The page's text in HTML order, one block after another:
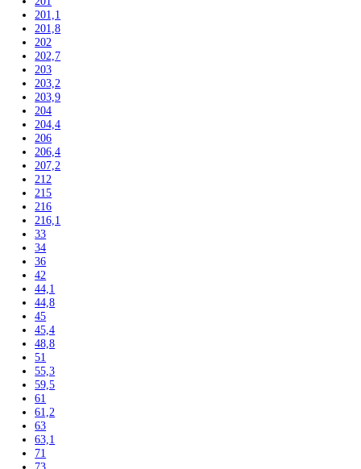
179,3
180
180,8
181,2
181,7
184
184,1
184,4
185
185,2
186
186,1
186,4
188
188,4
190
191,1
192
193
193,5
195
195,7
199
200
200,3
201
201,1
201,8
202
202,7
203